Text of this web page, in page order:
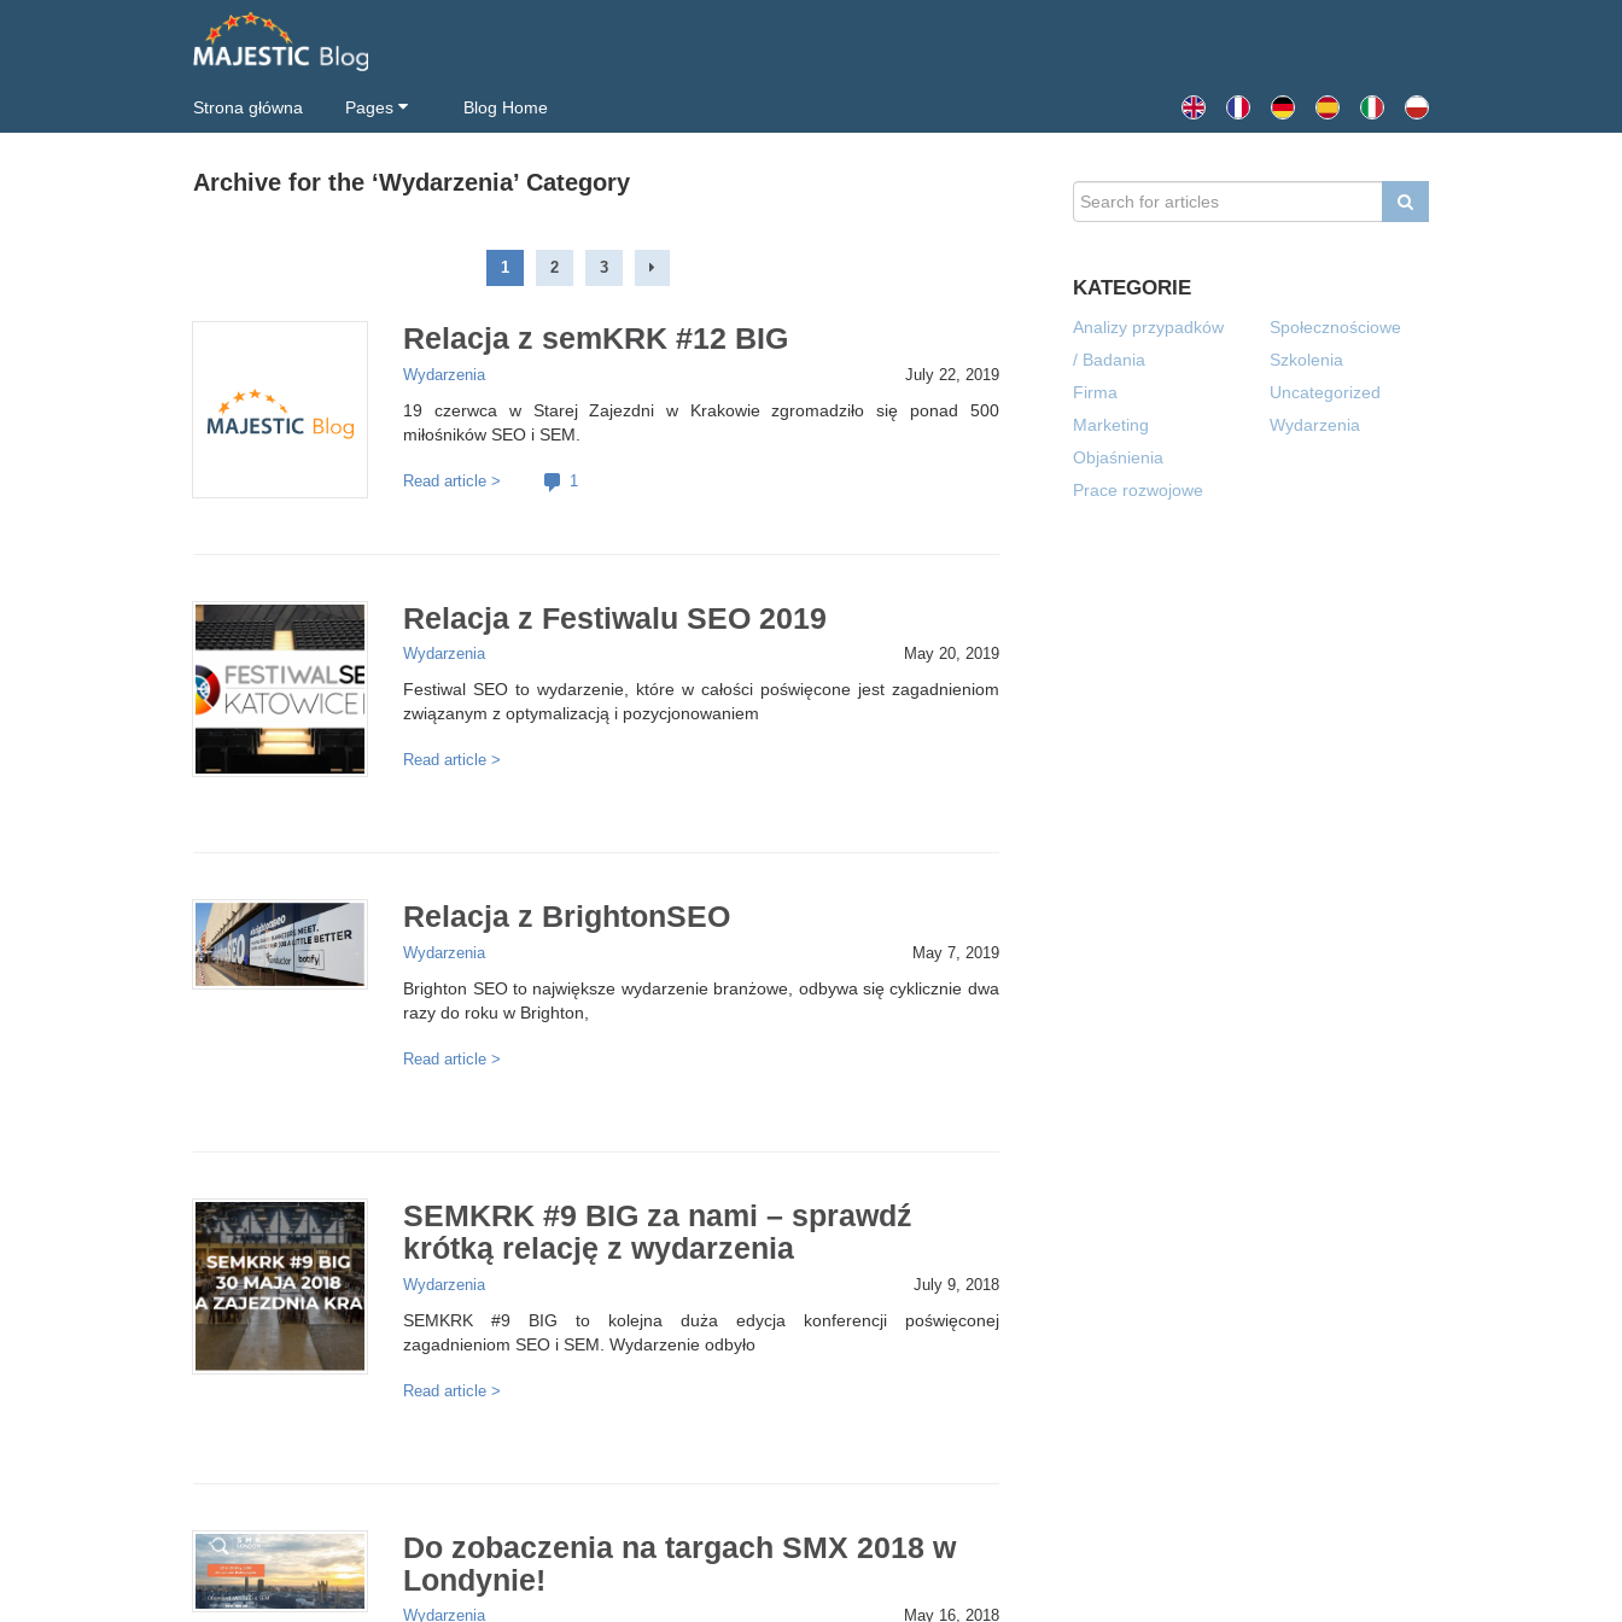
Strona główna Pages Blog Home
Archive for the ‘Wydarzenia’ Category
1 2 3
Relacja z semKRK #12 BIG
Wydarzenia July 22, 2019
19 czerwca w Starej Zajezdni w Krakowie zgromadziło się ponad 500
miłośników SEO i SEM.
Read article > 1
Relacja z Festiwalu SEO 2019
Wydarzenia May 20, 2019
Festiwal SEO to wydarzenie, które w całości poświęcone jest zagadnieniom
związanym z optymalizacją i pozycjonowaniem
Read article >
Relacja z BrightonSEO
Wydarzenia May 7, 2019
Brighton SEO to największe wydarzenie branżowe, odbywa się cyklicznie dwa
razy do roku w Brighton,
Read article >
SEMKRK #9 BIG za nami – sprawdź
krótką relację z wydarzenia
Wydarzenia July 9, 2018
SEMKRK #9 BIG to kolejna duża edycja konferencji poświęconej
zagadnieniom SEO i SEM. Wydarzenie odbyło
Read article >
Do zobaczenia na targach SMX 2018 w
Londynie!
Wydarzenia May 16, 2018
KATEGORIE
Analizy przypadków
/ Badania
Firma
Marketing
Objaśnienia
Prace rozwojowe
Społecznościowe
Szkolenia
Uncategorized
Wydarzenia